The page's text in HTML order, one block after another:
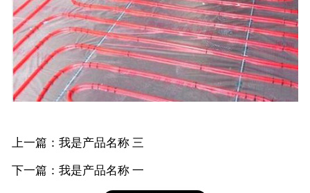
产品优势
售后服务
人才招聘
上一篇：我是产品名称 三
下一篇：我是产品名称 一